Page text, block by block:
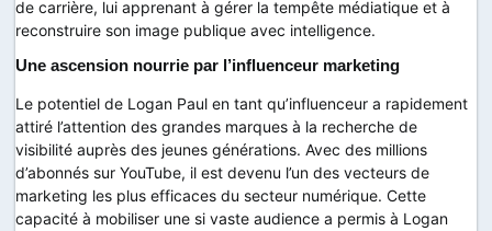
de carrière, lui apprenant à gérer la tempête médiatique et à
reconstruire son image publique avec intelligence.
Une ascension nourrie par l’influenceur marketing
Le potentiel de Logan Paul en tant qu’influenceur a rapidement
attiré l’attention des grandes marques à la recherche de
visibilité auprès des jeunes générations. Avec des millions
d’abonnés sur YouTube, il est devenu l’un des vecteurs de
marketing les plus efficaces du secteur numérique. Cette
capacité à mobiliser une si vaste audience a permis à Logan